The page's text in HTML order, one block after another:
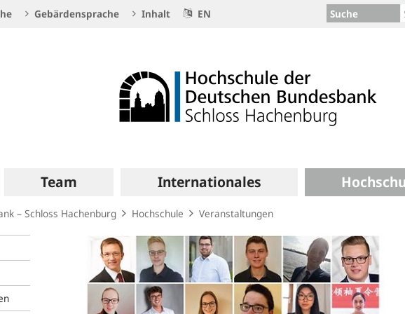
Gebärdensprache Inhalt EN Suche
Team Internationales
– Schloss Hachenburg Hochschule Veranstaltungen